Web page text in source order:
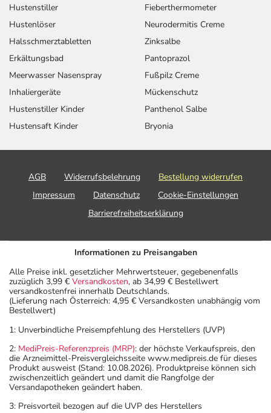
Hustenstiller
Hustenlöser
Halsschmerztabletten
Erkältungsbad
Meerwasser Nasenspray
Inhaliergeräte
Hustenstiller Kinder
Hustensaft Kinder
Fieberthermometer
Neurodermitis Creme
Zinksalbe
Pantoprazol
Fußpilz Creme
Mückenschutz
Panthenol Salbe
Bryonia
AGB Widerrufsbelehrung
Bestellung widerrufen
Impressum
Datenschutz
Cookie-Einstellungen
Barrierefreiheitserklärung
Informationen zu Preisangaben
Alle Preise inkl. gesetzlicher Mehrwertsteuer, gegebenenfalls
zuzüglich 3,99 € Versandkosten, ab 34,99 € Bestellwert
versandkostenfrei innerhalb Deutschlands.
(Lieferung nach Österreich: 4,95 € Versandkosten unabhängig vom
Bestellwert)
1: Unverbindliche Preisempfehlung des Herstellers (UVP)
2: MediPreis-Referenzpreis (MRP): der höchste Verkaufspreis, den
die Arzneimittel-Preisvergleichsseite www.medipreis.de für dieses
Produkt ausweist (Stand: 10.08.2026). Produktpreise können sich
zwischenzeitlich geändert und damit die Rangfolge der
Versandapotheken geändert haben.
3: Preisvorteil bezogen auf die UVP des Herstellers